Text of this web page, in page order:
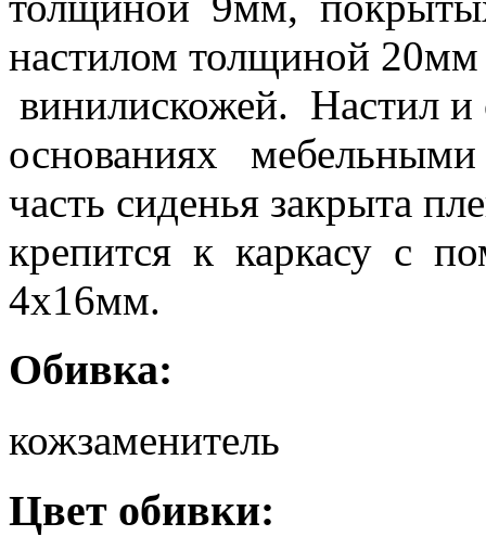
настилом толщиной
винилискожей. Настил
основаниях
часть сиденья закрыта
крепится к каркасу с
4х16мм.
Обивка:
кожзаменитель
Цвет обивки: